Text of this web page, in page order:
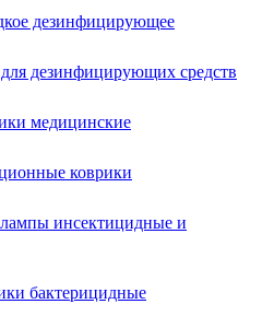
дезинфицирующее
дезинфицирующих средств
медицинские
коврики
инсектицидные и
бактерицидные